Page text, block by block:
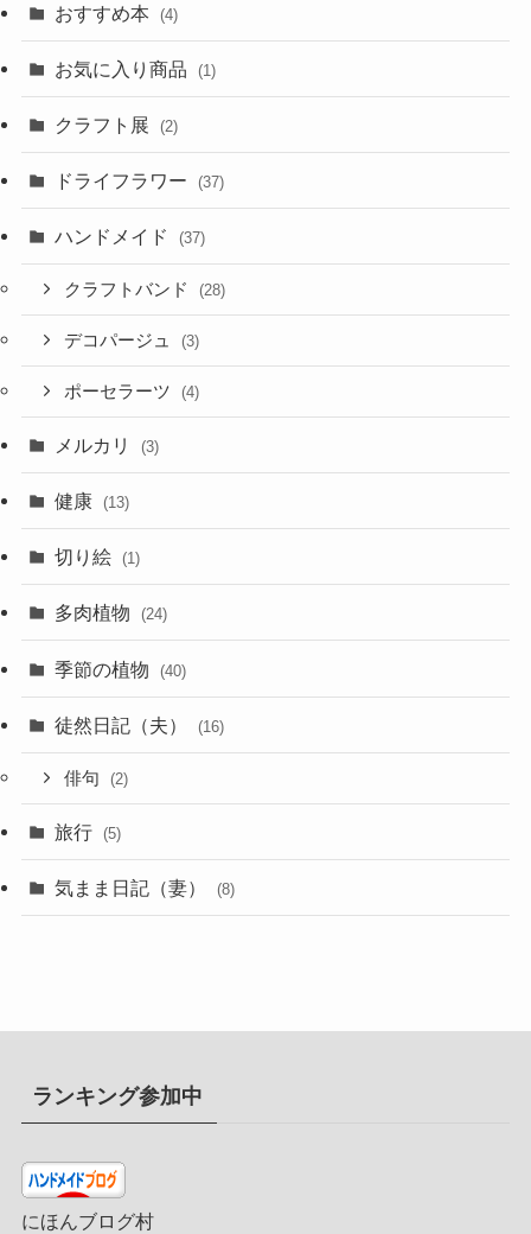
おすすめ本 (4)
お気に入り商品 (1)
クラフト展 (2)
ドライフラワー (37)
ハンドメイド (37)
クラフトバンド (28)
デコパージュ (3)
ポーセラーツ (4)
メルカリ (3)
健康 (13)
切り絵 (1)
多肉植物 (24)
季節の植物 (40)
徒然日記（夫） (16)
俳句 (2)
旅行 (5)
気まま日記（妻） (8)
ランキング参加中
にほんブログ村